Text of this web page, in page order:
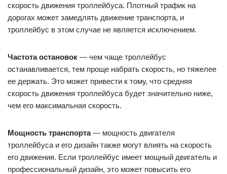
скорость движения троллейбуса. Плотный трафик на
дорогах может замедлять движение транспорта, и
троллейбус в этом случае не является исключением.
Частота остановок — чем чаще троллейбус
останавливается, тем проще набрать скорость, но тяжелее
ее держать. Это может привести к тому, что средняя
скорость движения троллейбуса будет значительно ниже,
чем его максимальная скорость.
Мощность транспорта— мощность двигателя
троллейбуса и его дизайн также могут влиять на скорость
его движения. Если троллейбус имеет мощный двигатель и
профессиональный дизайн, это может повысить его